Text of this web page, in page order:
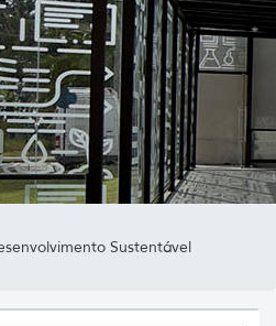
Sustentável